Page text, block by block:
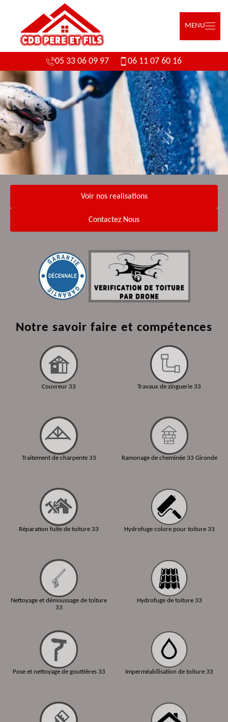
MENU
05 33 06 09 97 06 11 07 60 16
Voir nos realisations
Contactez Nous
Notre savoir faire et compétences
Couvreur 33
Traitement de charpente 33
Réparation fuite de toiture 33
Nettoyage et démoussage de toiture
33
Pose et nettoyage de gouttières 33
Travaux de zinguerie 33
Ramonage de cheminée 33 Gironde
Hydrofuge colore pour toiture 33
Hydrofuge de toiture 33
Imperméabilisation de toiture 33